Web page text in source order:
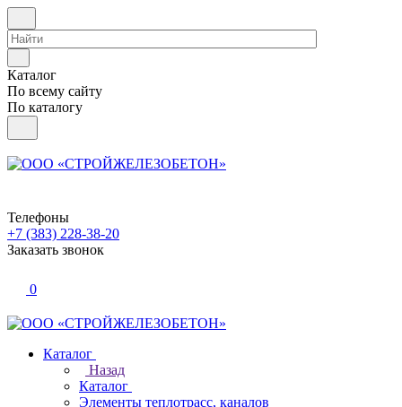
Каталог
По всему сайту
По каталогу
Телефоны
+7 (383) 228-38-20
Заказать звонок
0
Каталог
Назад
Каталог
Элементы теплотрасс, каналов